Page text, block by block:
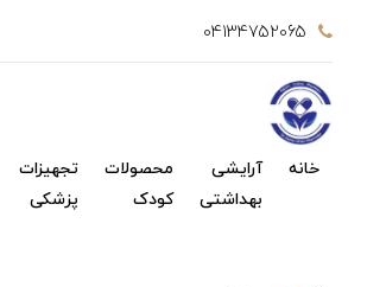
04134752065
خانه
آرایشی
بهداشتی
محصولات
کودک
تجهیزات
پزشکی